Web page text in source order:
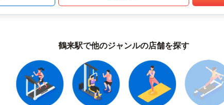
鶴来駅で他のジャンルの店舗を探す